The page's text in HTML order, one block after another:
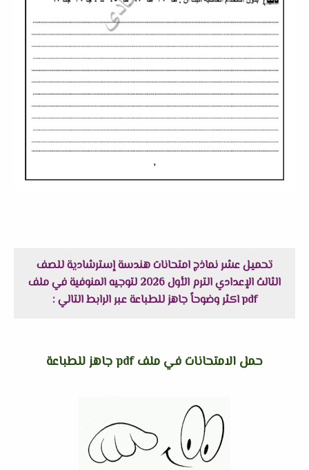
تحميل عشر نماذج امتحانات هندسة إسترشادية للصف
الثالث الإعدادي الترم الأول 2026 لتوجيه المنوفية في ملف
pdf اكثر وضوحاً جاهز للطباعة عبر الرابط التالي :
حمل الامتحانات في ملف pdf جاهز للطباعة